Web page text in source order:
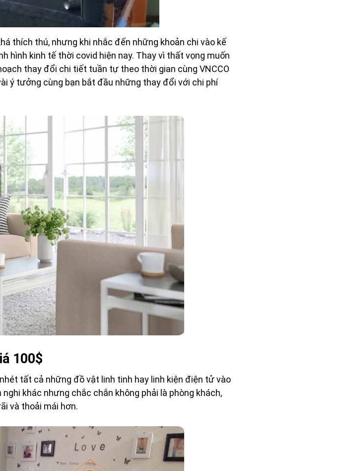
thích thú, nhưng khi nhắc đến những khoản chi vào kế
hình kinh tế thời covid hiện nay. Thay vì thất vọng muốn
thay đổi chi tiết tuần tự theo thời gian cùng VNCCO
ý tưởng cùng bạn bắt đầu những thay đổi với chi phí
100$
tất cả những đồ vật linh tinh hay linh kiện điện tử vào
khác nhưng chắc chắn không phải là phòng khách,
và thoải mái hơn.